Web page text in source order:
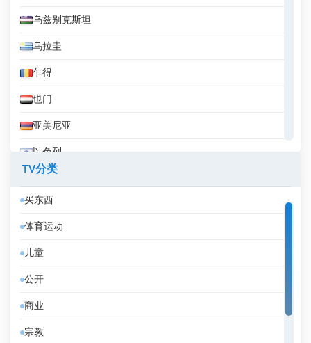
乌兹别克斯坦
乌拉圭
乍得
也门
亚美尼亚
以色列
伊拉克库尔德斯坦
伊朗
伯利兹
佛得角
俄罗斯
保加利亚
TV分类
买东西
体育运动
儿童
公开
商业
宗教